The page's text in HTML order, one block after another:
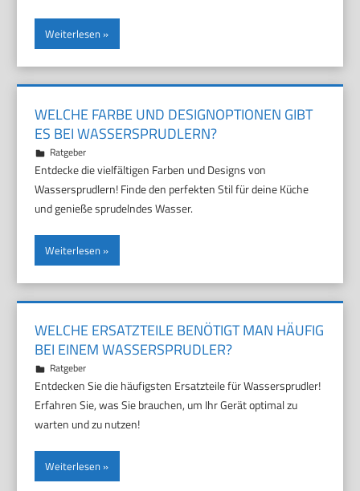
Weiterlesen
WELCHE FARBE UND DESIGNOPTIONEN GIBT
ES BEI WASSERSPRUDLERN?
6. März 2025
Marco
Ratgeber
Entdecke die vielfältigen Farben und Designs von
Wassersprudlern! Finde den perfekten Stil für deine Küche
und genieße sprudelndes Wasser.
Weiterlesen
WELCHE ERSATZTEILE BENÖTIGT MAN HÄUFIG
BEI EINEM WASSERSPRUDLER?
2. März 2025
Marco
Ratgeber
Entdecken Sie die häufigsten Ersatzteile für Wassersprudler!
Erfahren Sie, was Sie brauchen, um Ihr Gerät optimal zu
warten und zu nutzen!
Weiterlesen